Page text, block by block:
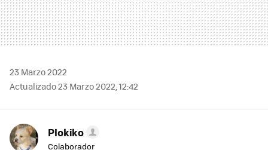
23 Marzo 2022
Actualizado 23 Marzo 2022, 12:42
Plokiko
Colaborador